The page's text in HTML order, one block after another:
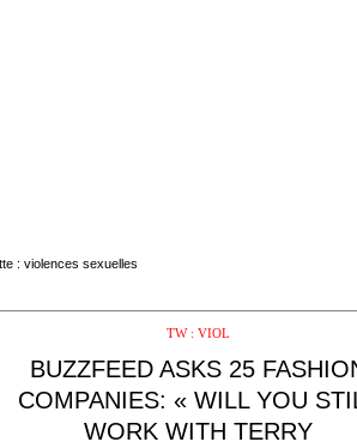
: violences sexuelles
TW : VIOL
BUZZFEED ASKS 25
COMPANIES: « WILL YOU
WORK WITH TERRY